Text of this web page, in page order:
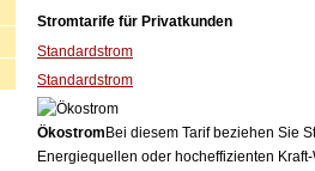
Stromtarife für Privatkunden
Standardstrom
Standardstrom
Ökostrom Bei diesem Tarif beziehen Sie
Energiequellen oder hocheffizienten